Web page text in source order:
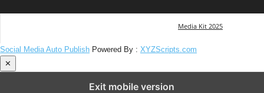
Media Kit 2025
Social Media Auto Publish Powered By : XYZScripts.com
✕
Exit mobile version